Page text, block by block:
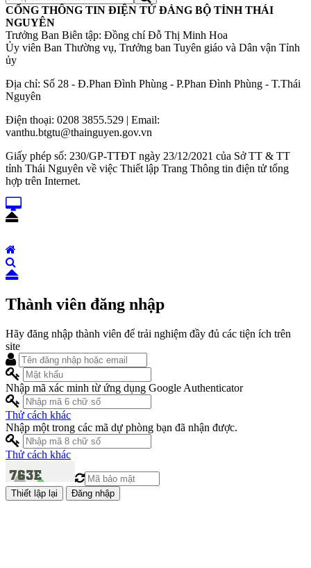
CỔNG THÔNG TIN ĐIỆN TỬ ĐẢNG BỘ TỈNH THÁI
NGUYÊN
Trưởng Ban Biên tập: Đồng chí Đỗ Thị Minh Hoa
Ủy viên Ban Thường vụ, Trưởng ban Tuyên giáo và Dân vận Tỉnh
ủy
Địa chỉ: Số 28 - Đ.Phan Đình Phùng - P.Phan Đình Phùng - T.Thái
Nguyên
Điện thoại: 0208 3855.529 | Email:
vanthu.btgtu@thainguyen.gov.vn
Giấy phép số: 230/GP-TTĐT ngày 23/12/2021 của Sở TT & TT
tỉnh Thái Nguyên về việc Thiết lập Trang Thông tin điện tử tổng
hợp trên Internet.
Thành viên đăng nhập
Hãy đăng nhập thành viên để trải nghiệm đầy đủ các tiện ích trên
site
Nhập mã xác minh từ ứng dụng Google Authenticator
Thử cách khác
Nhập một trong các mã dự phòng bạn đã nhận được.
Thử cách khác
Đăng nhập